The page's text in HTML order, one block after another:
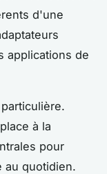
d'une
applications de
à la
pour
au quotidien.